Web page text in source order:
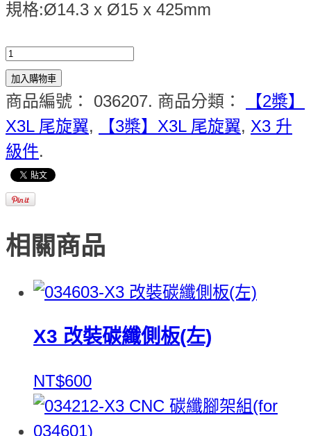
規格:Ø14.3 x Ø15 x 425mm
加入購物車
商品編號： 036207. 商品分類：
【2槳】
X3L 尾旋翼, 【3槳】X3L 尾旋翼, X3 升
級件.
相關商品
X3 改裝碳纖側板(左)
NT$600